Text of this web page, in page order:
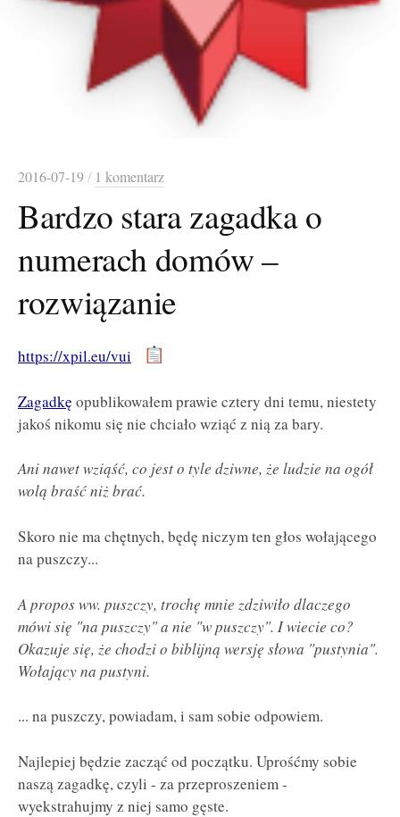
2016-07-19/ 1 komentarz
Bardzo stara zagadka o
numerach domów –
rozwiązanie
https://xpil.eu/vui
Zagadkę opublikowałem prawie cztery dni temu, niestety
jakoś nikomu się nie chciało wziąć z nią za bary.
Ani nawet wziąść, co jest o tyle dziwne, że ludzie na ogół
wolą braść niż brać.
Skoro nie ma chętnych, będę niczym ten głos wołającego
na puszczy...
A propos ww. puszczy, trochę mnie zdziwiło dlaczego
mówi się "na puszczy" a nie "w puszczy". I wiecie co?
Okazuje się, że chodzi o biblijną wersję słowa "pustynia".
Wołający na pustyni.
... na puszczy, powiadam, i sam sobie odpowiem.
Najlepiej będzie zacząć od początku. Uprośćmy sobie
naszą zagadkę, czyli - za przeproszeniem -
wyekstrahujmy z niej samo gęste.